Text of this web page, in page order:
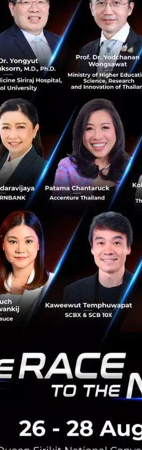
ห้ซื้อใจผู้สัมภาษณ์และเพิ่มโอกาสได้งาน
นคำถามปราบเซียนที่ตอบยากที่สุด หนึ่งในนั้น
Musk ประกาศรับสมัครทีมสร้าง Data
ยุค AI ทั้งบนโลกและ ‘นอกโลก’
Musk ประกาศรับสมัคร 'ช่างประปา-ช่างไฟฟ้า-
กร' มาร่วมทีม SpaceX เพื่อสร้าง AI Data Center